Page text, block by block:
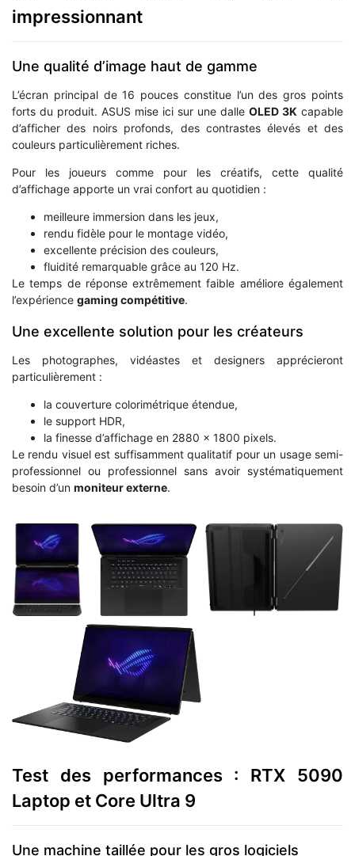
impressionnant
Une qualité d’image haut de gamme
L’écran principal de 16 pouces constitue l’un des gros points
forts du produit. ASUS mise ici sur une dalle OLED 3K capable
d’afficher des noirs profonds, des contrastes élevés et des
couleurs particulièrement riches.
Pour les joueurs comme pour les créatifs, cette qualité
d’affichage apporte un vrai confort au quotidien :
meilleure immersion dans les jeux,
rendu fidèle pour le montage vidéo,
excellente précision des couleurs,
fluidité remarquable grâce au 120 Hz.
Le temps de réponse extrêmement faible améliore également
l’expérience gaming compétitive.
Une excellente solution pour les créateurs
Les photographes, vidéastes et designers apprécieront
particulièrement :
la couverture colorimétrique étendue,
le support HDR,
la finesse d’affichage en 2880 x 1800 pixels.
Le rendu visuel est suffisamment qualitatif pour un usage semi-
professionnel ou professionnel sans avoir systématiquement
besoin d’un moniteur externe.
Test des performances : RTX 5090
Laptop et Core Ultra 9
Une machine taillée pour les gros logiciels